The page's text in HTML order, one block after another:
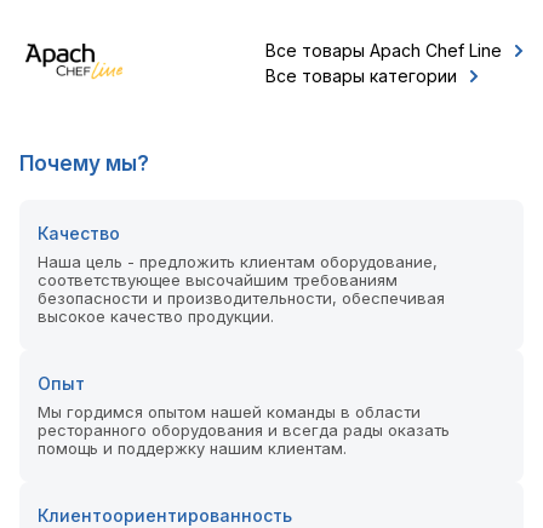
Все товары Apach Chef Line
Все товары категории
Почему мы?
Качество
Наша цель - предложить клиентам оборудование,
соответствующее высочайшим требованиям
безопасности и производительности, обеспечивая
высокое качество продукции.
Опыт
Мы гордимся опытом нашей команды в области
ресторанного оборудования и всегда рады оказать
помощь и поддержку нашим клиентам.
Клиентоориентированность